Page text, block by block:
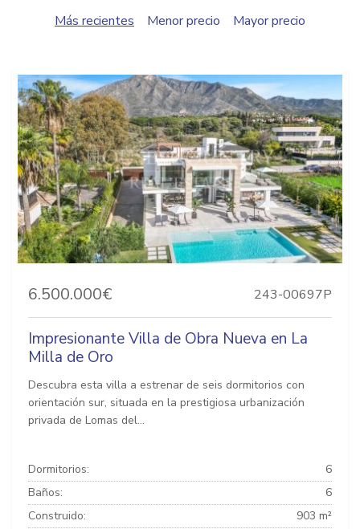
Más recientes Menor precio Mayor precio
6.500.000€ 243-00697P
Impresionante Villa de Obra Nueva en La
Milla de Oro
Descubra esta villa a estrenar de seis dormitorios con
orientación sur, situada en la prestigiosa urbanización
privada de Lomas del...
Dormitorios:
6
Baños:
6
Construido:
903 m²